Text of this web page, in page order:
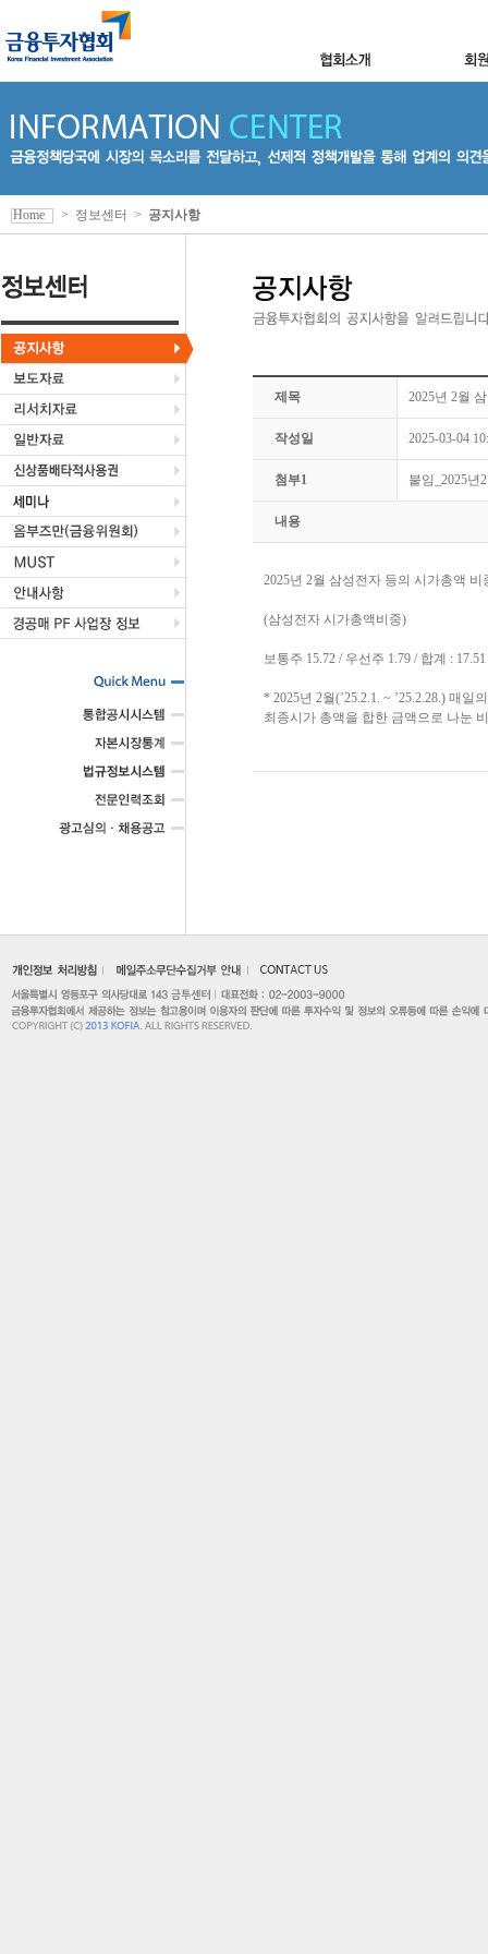
Home > 정보센터 > 공지사항
제목 2025년 2월
작성일 2025-03-04
첨부1 붙임_2025년
내용
2025년 2월 삼성전자 등의 시가총액
(삼성전자 시가총액비중)
보통주 15.72 / 우선주 1.79 / 합계 : 17.51
* 2025년 2월(’25.2.1. ~ ’25.2.28.) 매
최종시가 총액을 합한 금액으로 나눈